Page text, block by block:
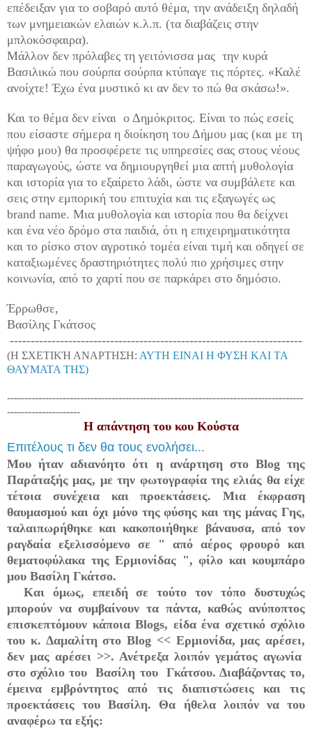
επέδειξαν για το σοβαρό αυτό θέμα, την ανάδειξη δηλαδή
των μνημειακών ελαιών κ.λ.π. (τα διαβάζεις στην
μπλοκόσφαιρα).
Μάλλον δεν πρόλαβες τη γειτόνισσα μας την κυρά
Βασιλικώ που σούρπα σούρπα κτύπαγε τις πόρτες. «Καλέ
ανοίχτε! Έχω ένα μυστικό κι αν δεν το πώ θα σκάσω!».
Και το θέμα δεν είναι ο Δημόκριτος. Είναι το πώς εσείς
που είσαστε σήμερα η διοίκηση του Δήμου μας (και με τη
ψήφο μου) θα προσφέρετε τις υπηρεσίες σας στους νέους
παραγωγούς, ώστε να δημιουργηθεί μια απτή μυθολογία
και ιστορία για το εξαίρετο λάδι, ώστε να συμβάλετε και
σεις στην εμπορική του επιτυχία και τις εξαγωγές ως
brand name. Μια μυθολογία και ιστορία που θα δείχνει
και ένα νέο δρόμο στα παιδιά, ότι η επιχειρηματικότητα
και το ρίσκο στον αγροτικό τομέα είναι τιμή και οδηγεί σε
καταξιωμένες δραστηριότητες πολύ πιο χρήσιμες στην
κοινωνία, από το χαρτί που σε παρκάρει στο δημόσιο.
Έρρωθσε,
Βασίλης Γκάτσος
----------------------------------------------------------------------
(Η ΣΧΕΤΙΚΉ ΑΝΑΡΤΗΣΗ: ΑΥΤΗ ΕΙΝΑΙ Η ΦΥΣΗ ΚΑΙ ΤΑ
ΘΑΥΜΑΤΑ ΤΗΣ)
-------------------------------------------------------------------------------------
---------------------
Η απάντηση του κου Κούστα
Επιτέλους τι δεν θα τους ενολήσει...
Μου ήταν αδιανόητο ότι η ανάρτηση στο Blog της
Παράταξής μας, με την φωτογραφία της ελιάς θα είχε
τέτοια συνέχεια και προεκτάσεις. Μια έκφραση
θαυμασμού και όχι μόνο της φύσης και της μάνας Γης,
ταλαιπωρήθηκε και κακοποιήθηκε βάναυσα, από τον
ραγδαία εξελισσόμενο σε " από αέρος φρουρό και
θεματοφύλακα της Ερμιονίδας ", φίλο και κουμπάρο
μου Βασίλη Γκάτσο.
Και όμως, επειδή σε τούτο τον τόπο δυστυχώς
μπορούν να συμβαίνουν τα πάντα, καθώς ανύποπτος
επισκεπτόμουν κάποια Blogs, είδα ένα σχετικό σχόλιο
του κ. Δαμαλίτη στο Blog << Ερμιονίδα, μας αρέσει,
δεν μας αρέσει >>. Ανέτρεξα λοιπόν γεμάτος αγωνία
στο σχόλιο του Βασίλη του Γκάτσου. Διαβάζοντας το,
έμεινα εμβρόντητος από τις διαπιστώσεις και τις
προεκτάσεις του Βασίλη. Θα ήθελα λοιπόν να του
αναφέρω τα εξής: